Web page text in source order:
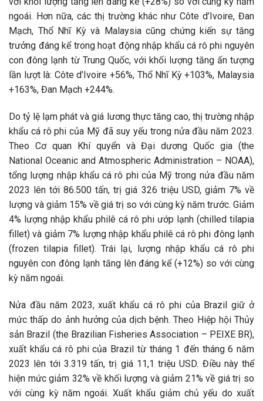
ngoái. Hơn nữa, các thị trường khác như Côte d’Ivoire, Đan
Mạch, Thổ Nhĩ Kỳ và Malaysia cũng chứng kiến sự tăng
trưởng đáng kể trong hoạt động nhập khẩu cá rô phi nguyên
con đông lạnh từ Trung Quốc, với khối lượng tăng ấn tượng
lần lượt là: Côte d’Ivoire +56%, Thổ Nhĩ Kỳ +103%, Malaysia
+163%, Đan Mạch +244%.
Do tỷ lệ lạm phát và giá lương thực tăng cao, thị trường nhập
khẩu cá rô phi của Mỹ đã suy yếu trong nửa đầu năm 2023.
Theo Cơ quan Khí quyển và Đại dương Quốc gia (the
National Oceanic and Atmospheric Administration – NOAA),
tổng lượng nhập khẩu cá rô phi của Mỹ trong nửa đầu năm
2023 lên tới 86.500 tấn, trị giá 326 triệu USD, giảm 7% về
lượng và giảm 15% về giá trị so với cùng kỳ năm trước. Giảm
4% lượng nhập khẩu philê cá rô phi ướp lạnh (chilled tilapia
fillet) và giảm 7% lượng nhập khẩu philê cá rô phi đông lạnh
(frozen tilapia fillet). Trái lại, lượng nhập khẩu cá rô phi
nguyên con đông lạnh tăng lên đáng kể (+12%) so với cùng
kỳ năm ngoái.
Nửa đầu năm 2023, xuất khẩu cá rô phi của Brazil giữ ở
mức thấp do ảnh hưởng của dịch bệnh. Theo Hiệp hội Thủy
sản Brazil (the Brazilian Fisheries Association – PEIXE BR),
xuất khẩu cá rô phi của Brazil từ tháng 1 đến tháng 6 năm
2023 lên tới 3.319 tấn, trị giá 11,1 triệu USD. Điều này thể
hiện mức giảm 32% về khối lượng và giảm 21% về giá trị so
với cùng kỳ năm ngoái. Xuất khẩu giảm chủ yếu do xuất